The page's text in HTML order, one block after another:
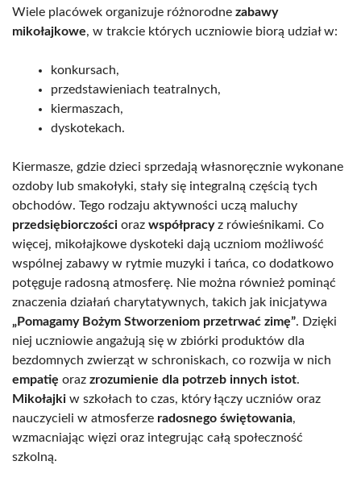
Wiele placówek organizuje różnorodne zabawy
mikołajkowe, w trakcie których uczniowie biorą udział w:
konkursach,
przedstawieniach teatralnych,
kiermaszach,
dyskotekach.
Kiermasze, gdzie dzieci sprzedają własnoręcznie wykonane
ozdoby lub smakołyki, stały się integralną częścią tych
obchodów. Tego rodzaju aktywności uczą maluchy
przedsiębiorczości oraz współpracyz rówieśnikami. Co
więcej, mikołajkowe dyskoteki dają uczniom możliwość
wspólnej zabawy w rytmie muzyki i tańca, co dodatkowo
potęguje radosną atmosferę. Nie można również pominąć
znaczenia działań charytatywnych, takich jak inicjatywa
„Pomagamy Bożym Stworzeniom przetrwać zimę”. Dzięki
niej uczniowie angażują się w zbiórki produktów dla
bezdomnych zwierząt w schroniskach, co rozwija w nich
empatię oraz zrozumienie dla potrzeb innych istot.
Mikołajki w szkołach to czas, który łączy uczniów oraz
nauczycieli w atmosferze radosnego świętowania,
wzmacniając więzi oraz integrując całą społeczność
szkolną.